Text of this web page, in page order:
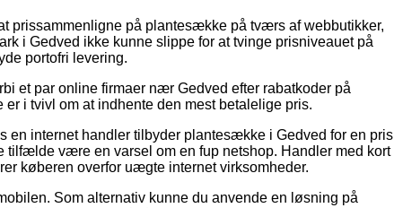
prissammenligne på plantesække på tværs af webbutikker,
i Gedved ikke kunne slippe for at tvinge prisniveauet på
portofri levering.
et par online firmaer nær Gedved efter rabatkoder på
i tvivl om at indhente den mest betalelige pris.
en internet handler tilbyder plantesække i Gedved for en pris
tilfælde være en varsel om en fup netshop. Handler med kort
køberen overfor uægte internet virksomheder.
Som alternativ kunne du anvende en løsning på